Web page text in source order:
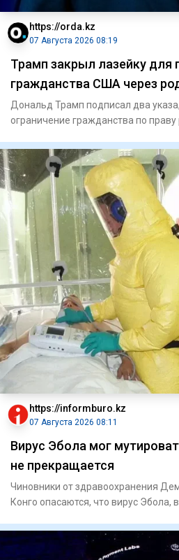
https://orda.kz
07 Августа 2026 08:19
Трамп закрыл лазейку для
гражданства США через
Дональд Трамп подписал два
ограничение гражданства по
https://informburo.kz
07 Августа 2026 08:11
Вирус Эбола мог
не прекращается
Чиновники от здравоохранения
Конго опасаются, что вирус